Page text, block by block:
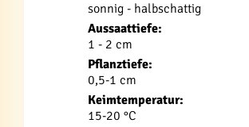
sonnig - halbschattig
Aussaattiefe:
1 - 2 cm
Pflanztiefe:
0,5-1 cm
Keimtemperatur:
15-20 °C